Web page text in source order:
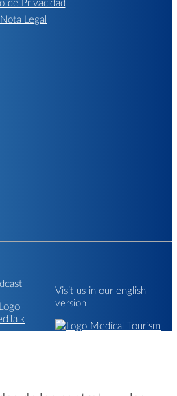
Nota Legal
Visit us in our english
version